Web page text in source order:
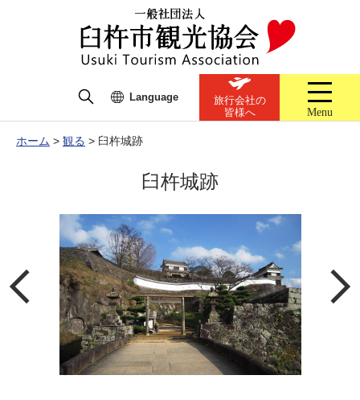
Language
旅行会社の
皆様へ
Menu
ホーム > 観る > 臼杵城跡
臼杵城跡